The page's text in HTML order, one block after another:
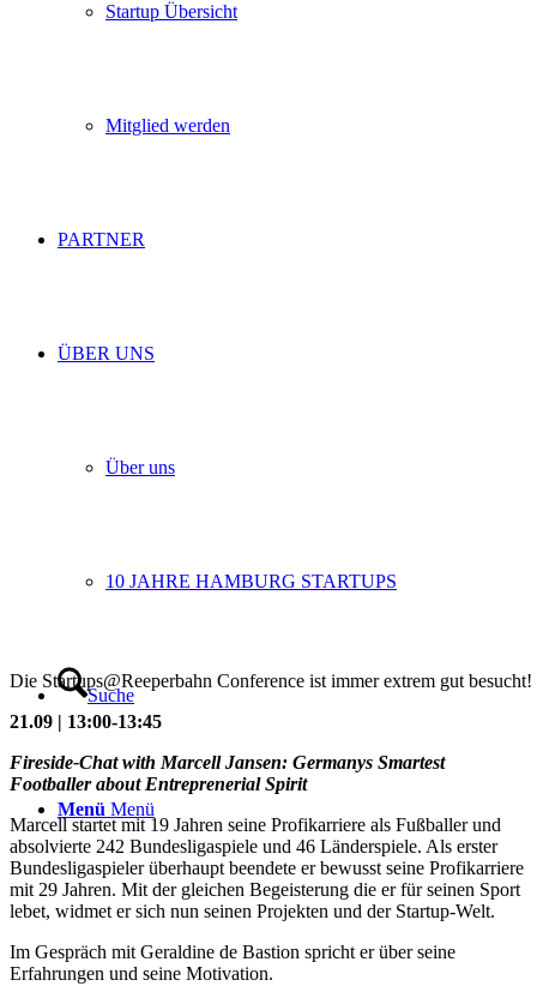
Startup Übersicht
Mitglied werden
PARTNER
ÜBER UNS
Über uns
10 JAHRE HAMBURG STARTUPS
Suche
Menü Menü
Die Startups@Reeperbahn Conference ist immer extrem gut besucht!
21.09 | 13:00-13:45
Fireside-Chat with Marcell Jansen: Germanys Smartest
Footballer about Entreprenerial Spirit
Marcell startet mit 19 Jahren seine Profikarriere als Fußballer und
absolvierte 242 Bundesligaspiele und 46 Länderspiele. Als erster
Bundesligaspieler überhaupt beendete er bewusst seine Profikarriere
mit 29 Jahren. Mit der gleichen Begeisterung die er für seinen Sport
lebet, widmet er sich nun seinen Projekten und der Startup-Welt.
Im Gespräch mit Geraldine de Bastion spricht er über seine
Erfahrungen und seine Motivation.